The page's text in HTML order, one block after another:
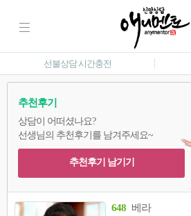
선불상담 시간충전
추천후기
상담이 어떠셨나요?
선생님의 추천후기를 남겨주세요~
추천후기 남기기
648 베라